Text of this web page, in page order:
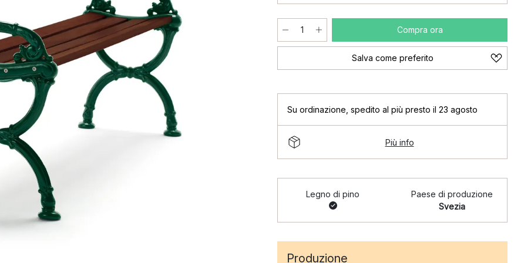
Compra ora
Salva come preferito
Su ordinazione spedito al più presto il 23 agosto
Più info
Legno di pino
Paese di produzione
Svezia
Produzione